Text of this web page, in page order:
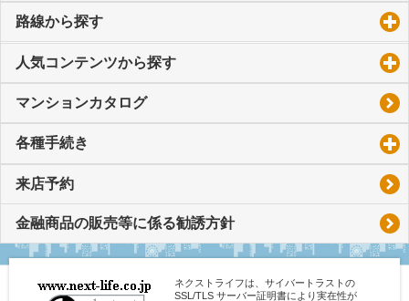
路線から探す
人気コンテンツから探す
マンションカタログ
各種手続き
来店予約
金融商品の販売等に係る勧誘方針
ネクストライフは、サイバートラストの
SSL/TLS サーバー証明書により実在性が